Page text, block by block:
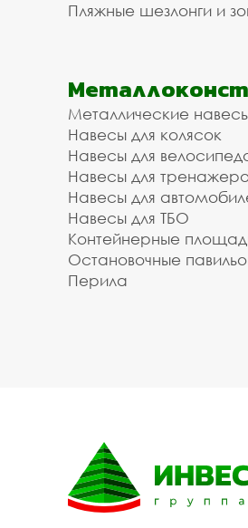
Пляжные шезлонги и
Металлические
Навесы для колясок
Навесы для
Навесы для
Навесы для
Навесы для ТБО
Контейнерные
Остановочные
Перила